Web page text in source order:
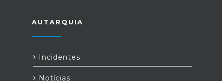
AUTARQUIA
Incidentes
Notícias